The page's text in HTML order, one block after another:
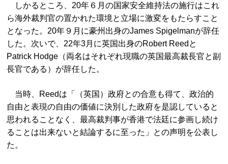
しかるところ、20年６月の国家安全維持法の施行はこれ
ら海外裁判官の置かれた環境と立場に激変をもたらすこと
となった。20年９月に豪州出身のJames Spigelmanが辞任
した。次いで、22年3月に英国出身のRobert Reedと
Patrick Hodge（両名はそれぞれ現職の英国最高裁長官と副
長官である）が辞任した。
当時、Reedは「（英国）政府との合意も得て、政治的
自由と表現の自由の価値に決別した政府を是認していると
思われることなく、最高裁判事が香港で法廷に参画し続け
ることは出来ないと結論するに至った」との声明を公表し
た。